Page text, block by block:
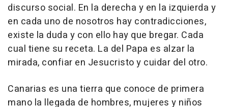
discurso social. En la derecha y en la izquierda y
en cada uno de nosotros hay contradicciones,
existe la duda y con ello hay que bregar. Cada
cual tiene su receta. La del Papa es alzar la
mirada, confiar en Jesucristo y cuidar del otro.
Canarias es una tierra que conoce de primera
mano la llegada de hombres, mujeres y niños